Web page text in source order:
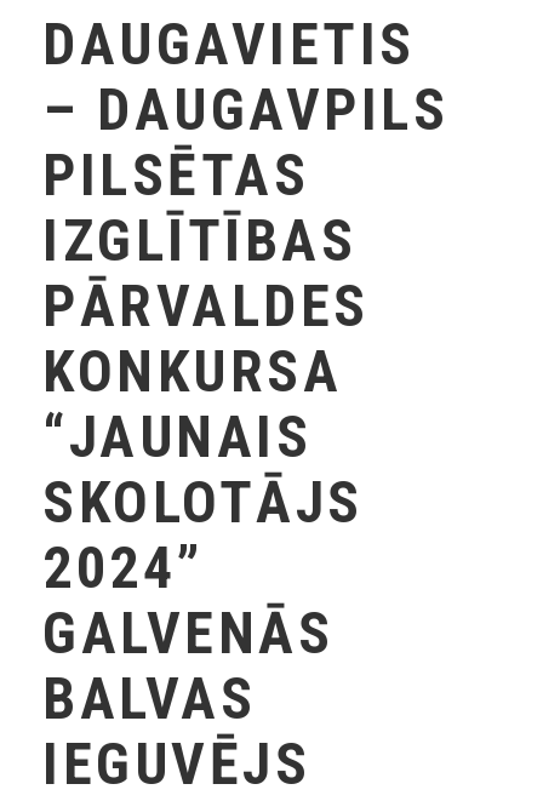
DAUGAVIETIS
– DAUGAVPILS
PILSĒTAS
IZGLĪTĪBAS
PĀRVALDES
KONKURSA
“JAUNAIS
SKOLOTĀJS
2024”
GALVENĀS
BALVAS
IEGUVĒJS